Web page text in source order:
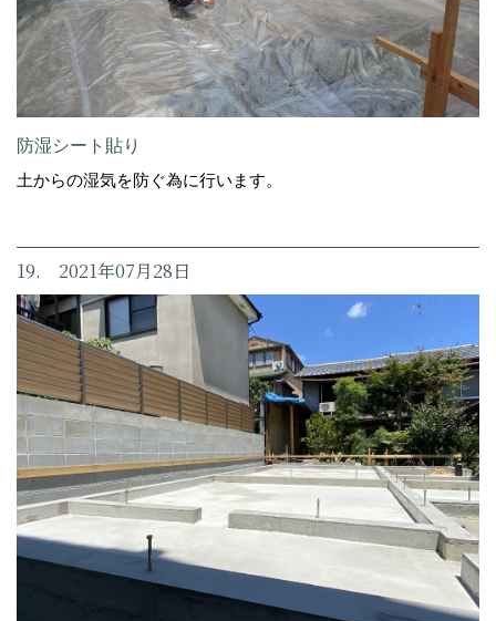
防湿シート貼り
土からの湿気を防ぐ為に行います。
19. 2021年07月28日